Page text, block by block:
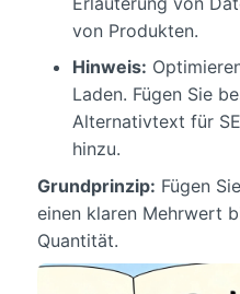
von Produkten.
Hinweis:
Laden. Fügen Sie
Alternativtext für
hinzu.
Grundprinzip: Fügen
einen klaren Mehrwert
Quantität.